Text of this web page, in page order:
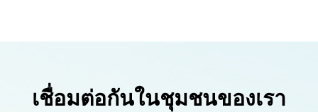
เชื่อมต่อกันในชุมชนของเรา